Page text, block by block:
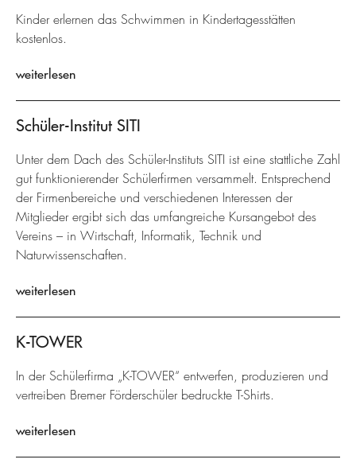
Kinder erlernen das Schwimmen in Kindertagesstätten
kostenlos.
weiterlesen
Schüler-Institut SITI
Unter dem Dach des Schüler-Instituts SITI ist eine stattliche Zahl
gut funktionierender Schülerfirmen versammelt. Entsprechend
der Firmenbereiche und verschiedenen Interessen der
Mitglieder ergibt sich das umfangreiche Kursangebot des
Vereins – in Wirtschaft, Informatik, Technik und
Naturwissenschaften.
weiterlesen
K-TOWER
In der Schülerfirma „K-TOWER“ entwerfen, produzieren und
vertreiben Bremer Förderschüler bedruckte T-Shirts.
weiterlesen